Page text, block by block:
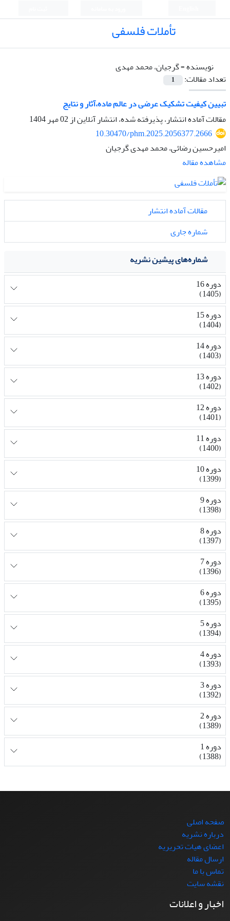
تأملات فلسفی
نویسنده =گرجیان، محمد مهدی
تعداد مقالات:
1
تبیین کیفیت تشکیک عرضی در عالم ماده،آثار و نتایج
مقالات آماده انتشار، پذیرفته شده، انتشار آنلاین از02 مهر 1404
10.30470/phm.2025.2056377.2666
امیرحسین رضائی، محمد مهدی گرجیان
مشاهده مقاله
مقالات آماده انتشار
شماره جاری
شماره‌های پیشین نشریه
دوره 16
(1405)
دوره 15
(1404)
دوره 14
(1403)
دوره 13
(1402)
دوره 12
(1401)
دوره 11
(1400)
دوره 10
(1399)
دوره 9
(1398)
دوره 8
(1397)
دوره 7
(1396)
دوره 6
(1395)
دوره 5
(1394)
دوره 4
(1393)
دوره 3
(1392)
دوره 2
(1389)
دوره 1
(1388)
صفحه اصلی
درباره نشریه
اعضای هیات تحریریه
ارسال مقاله
تماس با ما
نقشه سایت
اخبار و اعلانات